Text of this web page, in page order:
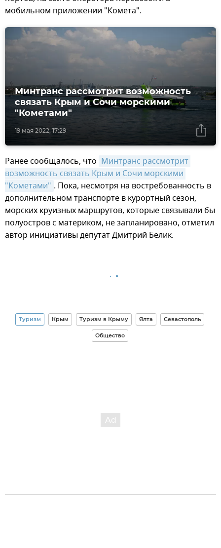
мобильном приложении "Комета".
19 мая 2022, 17:29
Минтранс рассмотрит возможность
связать Крым и Сочи морскими
"Кометами"
Ранее сообщалось, что Минтранс рассмотрит
возможность связать Крым и Сочи морскими
"Кометами" . Пока, несмотря на востребованность в
дополнительном транспорте в курортный сезон,
морских круизных маршрутов, которые связывали бы
полуостров с материком, не запланировано, отметил
автор инициативы депутат Дмитрий Белик.
Туризм Крым Туризм в Крыму Ялта Севастополь
Общество